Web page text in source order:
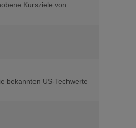
Kursziele von
bekannten US-Techwerte